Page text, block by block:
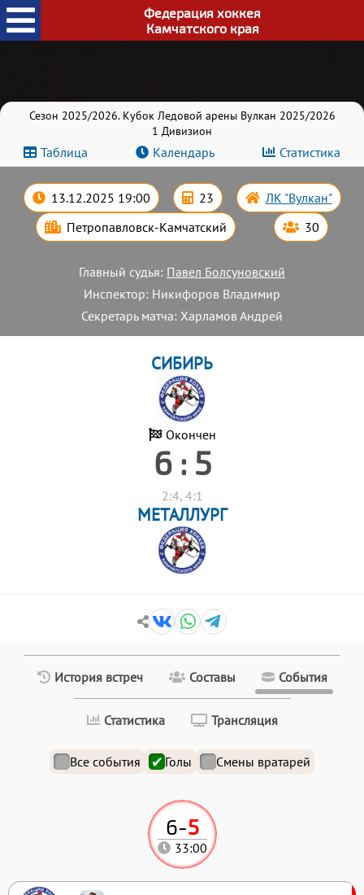
Федерация хоккея
Камчатского края
Сезон 2025/2026. Кубок Ледовой арены Вулкан 2025/2026
1 Дивизион
Таблица Календарь Статистика
13.12.2025 19:00 23 ЛК "Вулкан"
Петропавловск-Камчатский 30
Главный судья: Павел Болсуновский
Инспектор: Никифоров Владимир
Секретарь матча: Харламов Андрей
СИБИРЬ
Окончен
6 : 5
2:4, 4:1
МЕТАЛЛУРГ
История встреч Составы События
Статистика Трансляция
Все события Голы Смены вратарей
6-5
33:00